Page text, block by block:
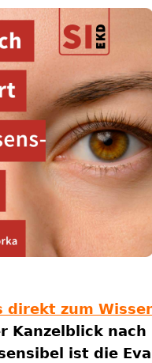
direkt zum
Kanzelblick
ist die